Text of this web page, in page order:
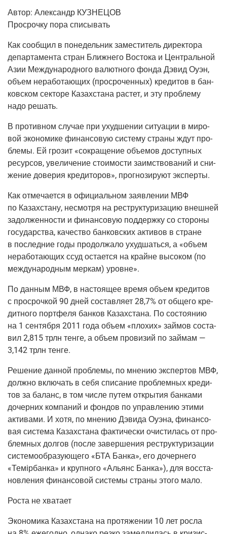
Автор: Алек­сандр КУЗНЕЦОВ
Про­сроч­ку пора списывать
Как сооб­щил в поне­дель­ник заме­сти­тель дирек­то­ра
депар­та­мен­та стран Ближ­не­го Восто­ка и Цен­траль­ной
Азии Меж­ду­на­род­но­го валют­но­го фон­да Дэвид Оуэн,
объ­ем нера­бо­та­ю­щих (про­сро­чен­ных) кре­ди­тов в бан­
ков­ском сек­то­ре Казах­ста­на рас­тет, и эту про­бле­му
надо решать.
В про­тив­ном слу­чае при ухуд­ше­нии ситу­а­ции в миро­
вой эко­но­ми­ке финан­со­вую систе­му стра­ны ждут про­
бле­мы. Ей гро­зит «сокра­ще­ние объ­е­мов доступ­ных
ресур­сов, уве­ли­че­ние сто­и­мо­сти заим­ство­ва­ний и сни­
же­ние дове­рия кре­ди­то­ров», про­гно­зи­ру­ют эксперты.
Как отме­ча­ет­ся в офи­ци­аль­ном заяв­ле­нии МВФ
по Казах­ста­ну, несмот­ря на реструк­ту­ри­за­цию внеш­ней
задол­жен­но­сти и финан­со­вую под­держ­ку со сто­ро­ны
госу­дар­ства, каче­ство бан­ков­ских акти­вов в стране
в послед­ние годы про­дол­жа­ло ухуд­шать­ся, а «объ­ем
нера­бо­та­ю­щих ссуд оста­ет­ся на крайне высо­ком (по
меж­ду­на­род­ным мер­кам) уровне».
По дан­ным МВФ, в насто­я­щее вре­мя объ­ем кре­ди­тов
с про­сроч­кой 90 дней состав­ля­ет 28,7% от обще­го кре­
дит­но­го порт­фе­ля бан­ков Казах­ста­на. По состо­я­нию
на 1 сен­тяб­ря 2011 года объ­ем «пло­хих» зай­мов соста­
вил 2,815 трлн тен­ге, а объ­ем про­ви­зий по зай­мам —
3,142 трлн тенге.
Реше­ние дан­ной про­бле­мы, по мне­нию экс­пер­тов МВФ,
долж­но вклю­чать в себя спи­са­ние про­блем­ных кре­ди­
тов за баланс, в том чис­ле путем откры­тия бан­ка­ми
дочер­них ком­па­ний и фон­дов по управ­ле­нию эти­ми
акти­ва­ми. И хотя, по мне­нию Дэви­да Оуэна, финан­со­
вая систе­ма Казах­ста­на фак­ти­че­ски очи­сти­лась от про­
блем­ных дол­гов (после завер­ше­ния реструк­ту­ри­за­ции
систе­мо­об­ра­зу­ю­ще­го «БТА Бан­ка», его дочер­не­го
«Темiр­бан­ка» и круп­но­го «Аль­янс Бан­ка»), для вос­ста­
нов­ле­ния финан­со­вой систе­мы стра­ны это­го мало.
Роста не хватает
Эко­но­ми­ка Казах­ста­на на про­тя­же­нии 10 лет рос­ла